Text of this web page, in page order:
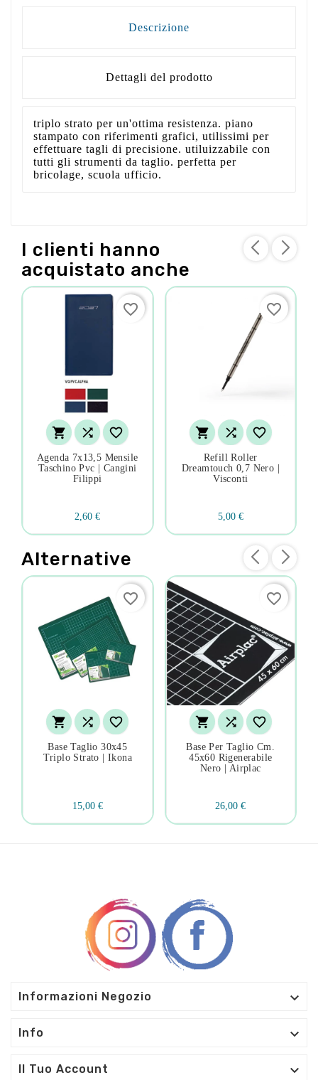
Descrizione
Dettagli del prodotto
triplo strato per un'ottima resistenza. piano
stampato con riferimenti grafici, utilissimi per
effettuare tagli di precisione. utiluizzabile con
tutti gli strumenti da taglio. perfetta per
bricolage, scuola ufficio.
I clienti hanno
acquistato anche
  
Agenda 7x13,5 Mensile
Taschino Pvc | Cangini
Filippi
2,60 €
favorite_border
  
Refill Roller
Dreamtouch 0,7 Nero |
Visconti
5,00 €
favorite_border
Alternative
  
Base Taglio 30x45
Triplo Strato | Ikona
15,00 €
favorite_border
  
Base Per Taglio Cm.
45x60 Rigenerabile
Nero | Airplac
26,00 €
favorite_border
Informazioni Negozio 
Info 
Il Tuo Account 